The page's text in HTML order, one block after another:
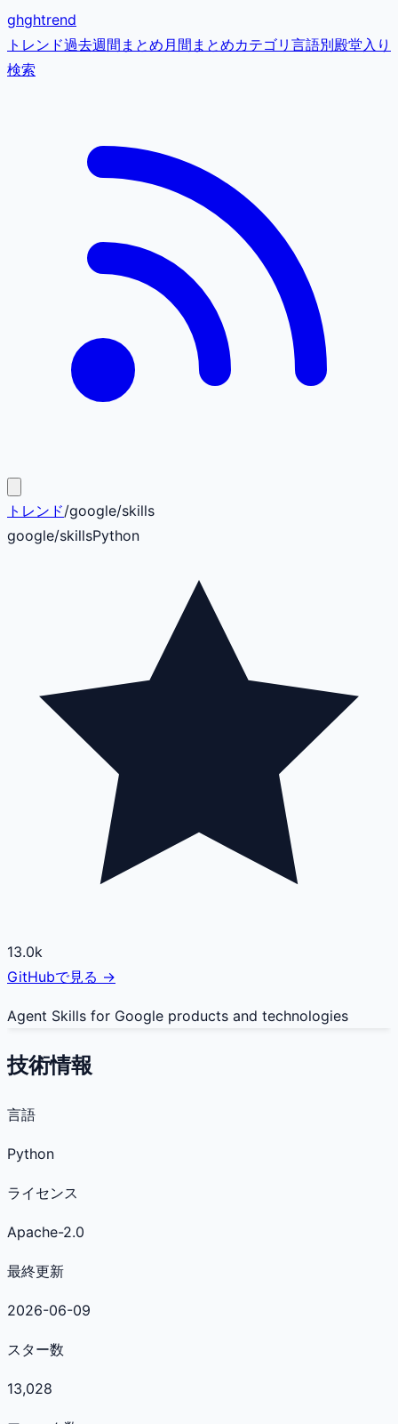
ghghtrend
トレンド過去週間まとめ月間まとめカテゴリ 言語別殿堂入り
検索
トレンド/google/skills
google/skillsPython
13.0k
GitHubで見る →
Agent Skills for Google products and technologies
技術情報
言語
Python
ライセンス
Apache-2.0
最終更新
2026-06-09
スター数
13,028